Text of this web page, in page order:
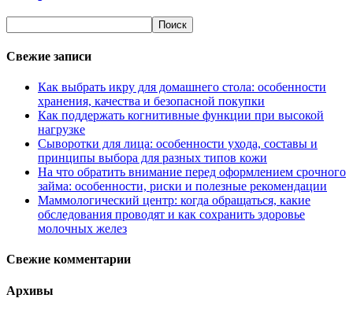
Свежие записи
Как выбрать икру для домашнего стола: особенности
хранения, качества и безопасной покупки
Как поддержать когнитивные функции при высокой
нагрузке
Сыворотки для лица: особенности ухода, составы и
принципы выбора для разных типов кожи
На что обратить внимание перед оформлением срочного
займа: особенности, риски и полезные рекомендации
Маммологический центр: когда обращаться, какие
обследования проводят и как сохранить здоровье
молочных желез
Свежие комментарии
Архивы